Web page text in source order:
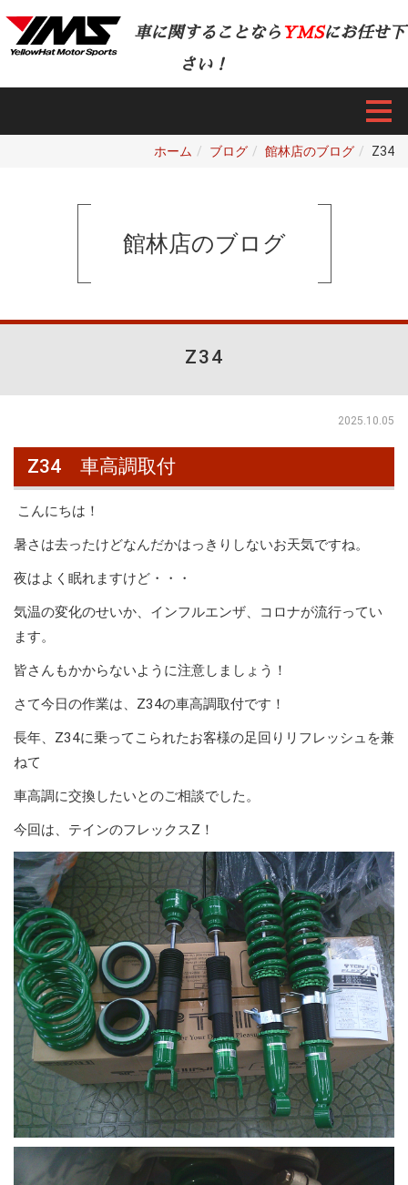
車に関することなら YMSにお任せ下
さい！
ホーム ブログ 館林店のブログ Z34
館林店のブログ
Z34
2025.10.05
Z34 車高調取付
こんにちは！
暑さは去ったけどなんだかはっきりしないお天気ですね。
夜はよく眠れますけど・・・
気温の変化のせいか、インフルエンザ、コロナが流行ってい
ます。
皆さんもかからないように注意しましょう！
さて今日の作業は、Z34の車高調取付です！
長年、Z34に乗ってこられたお客様の足回りリフレッシュを兼
ねて
車高調に交換したいとのご相談でした。
今回は、テインのフレックスZ！